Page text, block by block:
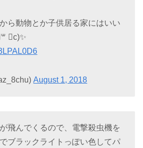
ら動物とか子供居る家にはいい
॑c)✨
August 1, 2018
飛んでくるので、電撃殺虫機を
ブラックライトっぽい色してパ